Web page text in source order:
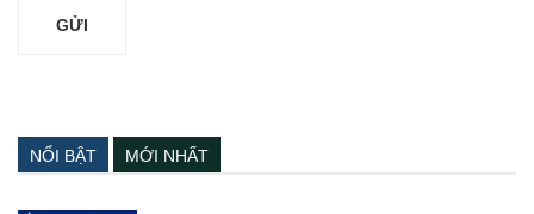
NỔI BẬT MỚI NHẤT